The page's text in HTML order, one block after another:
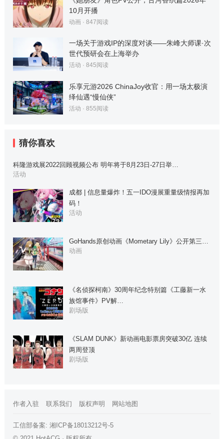
10月开播
动画· 847阅读
一场关于游戏IP的深度对谈——朱峰大师课·次
世代预研会在上海举办
活动 · 845阅读
乐享元游2026 ChinaJoy收官：用一场太极演
绎仙遇“慢仙侠”
活动 · 855阅读
猜你喜欢
科隆游戏展2022回顾视频公布 明年将于8月23日-27日举…
活动
成都 | 信息量爆炸！五一IDO漫展重量级情报再加
码！
活动
GoHands原创动画《Mometary Lily》公开第三…
动画
《名侦探柯南》30周年纪念特别篇《工藤新一水
族馆事件》PV解…
剧场版
《SLAM DUNK》新动画电影票房突破30亿 连续
两周登顶
剧场版
作者入驻 联系我们 版权声明 网站地图
工信部备案: 湘ICP备18013212号-5